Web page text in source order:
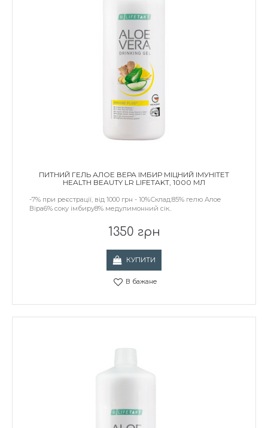
ПИТНИЙ ГЕЛЬ АЛОЕ ВЕРА ІМБИР МІЦНИЙ ІМУНІТЕТ
HEALTH BEAUTY LR LIFETAKT, 1000 МЛ
-7% при реєстрації, від 1000 грн - 10%Склад:85% гелю Алое
Віра6% соку імбиру8% медулимонний сік..
1350 грн
КУПИТИ
В бажане